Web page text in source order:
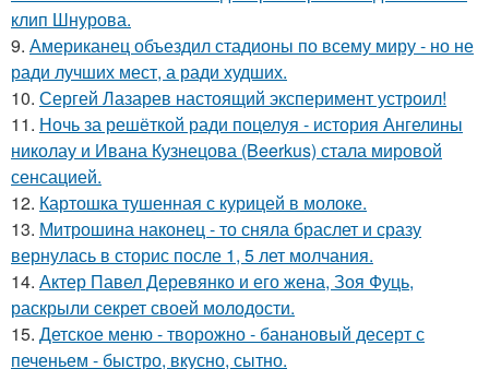
клип Шнурова.
9. Американец объездил стадионы по всему миру - но не
ради лучших мест, а ради худших.
10. Сергей Лазарев настоящий эксперимент устроил!
11. Ночь за решёткой ради поцелуя - история Ангелины
николау и Ивана Кузнецова (Beerkus) стала мировой
сенсацией.
12. Картошка тушенная с курицей в молоке.
13. Митрошина наконец - то сняла браслет и сразу
вернулась в сторис после 1, 5 лет молчания.
14. Актер Павел Деревянко и его жена, Зоя Фуць,
раскрыли секрет своей молодости.
15. Детское меню - творожно - банановый десерт с
печеньем - быстро, вкусно, сытно.